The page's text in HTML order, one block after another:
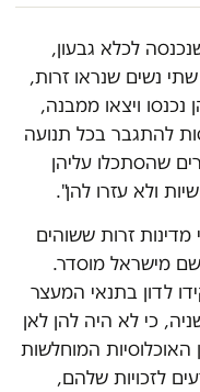
לכלא גבעון,
נשים שנראו זרות,
ויצאו ממבנה,
להתגבר בכל תנועה
שהסתכלו עליהן
ולא עזרו להן".
מדינות זרות ששוהים
מישראל מוסדר.
לדון בתנאי המעצר
כי לא היה להן לאן
האוכלוסיות המוחלשות
לזכויות שלהם,